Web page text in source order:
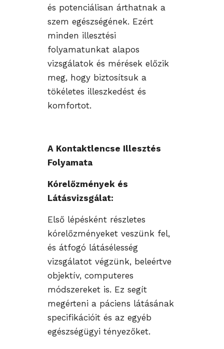
és potenciálisan árthatnak a
szem egészségének. Ezért
minden illesztési
folyamatunkat alapos
vizsgálatok és mérések előzik
meg, hogy biztosítsuk a
tökéletes illeszkedést és
komfortot.
A Kontaktlencse Illesztés
Folyamata
Kórelőzmények és
Látásvizsgálat:
Első lépésként részletes
kórelőzményeket veszünk fel,
és átfogó látásélesség
vizsgálatot végzünk, beleértve
objektív, computeres
módszereket is. Ez segít
megérteni a páciens látásának
specifikációit és az egyéb
egészségügyi tényezőket.